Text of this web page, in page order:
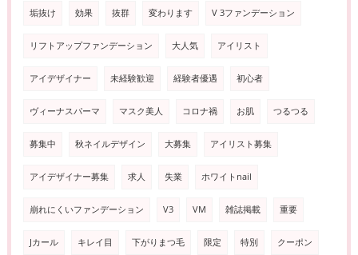
垢抜け 効果 抜群 変わります V 3ファンデーション
リフトアップファンデーション 大人気 アイリスト
アイデザイナー 未経験歓迎 経験者優遇 初心者
ヴィーナスパーマ マスク美人 コロナ禍 お肌 つるつる
募集中 秋ネイルデザイン 大募集 アイリスト募集
アイデザイナー募集 求人 失業 ホワイトnail
崩れにくいファンデーション V3 VM 雑誌掲載 重要
Jカール キレイ目 下がりまつ毛 限定 特別 クーポン